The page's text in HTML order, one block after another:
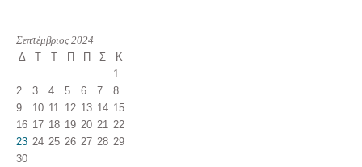
Σεπτέμβριος 2024
Δ Τ Τ Π Π Σ
Κ
1
2
3 4 5 6 7
8
9
10 11 12 13 14 15
16 17 18 19 20 21 22
23 24 25 26 27 28 29
30